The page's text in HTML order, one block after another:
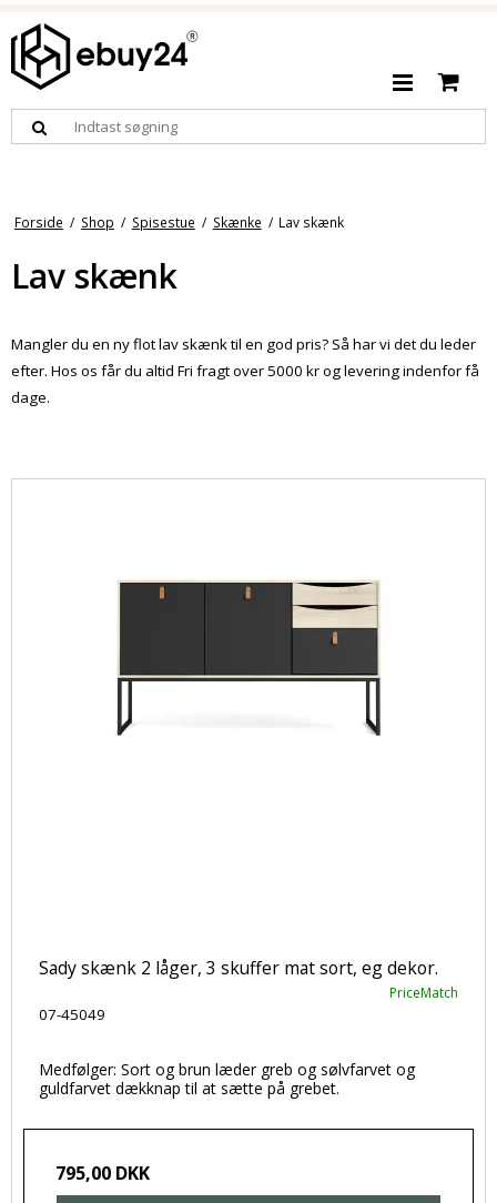
Forside / Shop / Spisestue / Skænke / Lav skænk
Lav skænk
Mangler du en ny flot lav skænk til en god pris? Så har vi det du leder
efter. Hos os får du altid Fri fragt over 5000 kr og levering indenfor få
dage.
Sady skænk 2 låger, 3 skuffer mat sort, eg dekor.
PriceMatch
07-45049
Medfølger: Sort og brun læder greb og sølvfarvet og
guldfarvet dækknap til at sætte på grebet.
795,00 DKK